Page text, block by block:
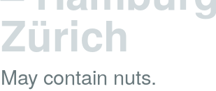
Zürich
May contain nuts.